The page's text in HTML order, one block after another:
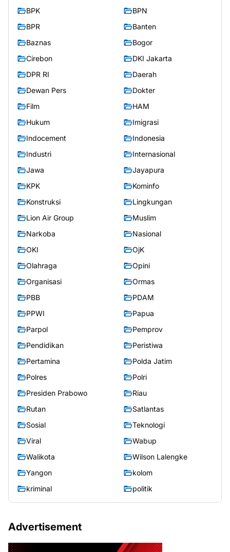
BPK
BPN
BPR
Banten
Baznas
Bogor
Cirebon
DKI Jakarta
DPR RI
Daerah
Dewan Pers
Dokter
Film
HAM
Hukum
Imigrasi
Indocement
Indonesia
Industri
Internasional
Jawa
Jayapura
KPK
Kominfo
Konstruksi
Lingkungan
Lion Air Group
Muslim
Narkoba
Nasional
OKI
OjK
Olahraga
Opini
Organisasi
Ormas
PBB
PDAM
PPWI
Papua
Parpol
Pemprov
Pendidikan
Peristiwa
Pertamina
Polda Jatim
Polres
Polri
Presiden Prabowo
Riau
Rutan
Satlantas
Sosial
Teknologi
Viral
Wabup
Walikota
Wilson Lalengke
Yangon
kolom
kriminal
politik
Advertisement